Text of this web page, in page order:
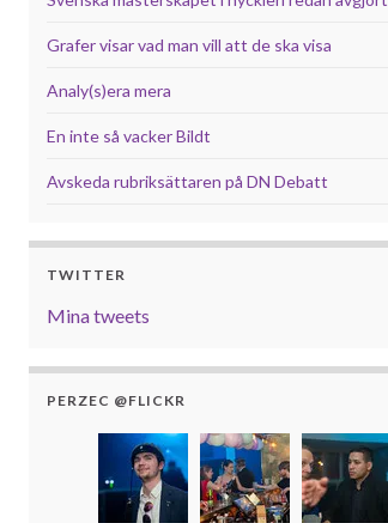
Grafer visar vad man vill att de ska visa
Analy(s)era mera
En inte så vacker Bildt
Avskeda rubriksättaren på DN Debatt
TWITTER
Mina tweets
PERZEC @FLICKR